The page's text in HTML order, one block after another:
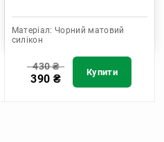
Матеріал: Чорний матовий
силікон
430₴
390 ₴ Купити